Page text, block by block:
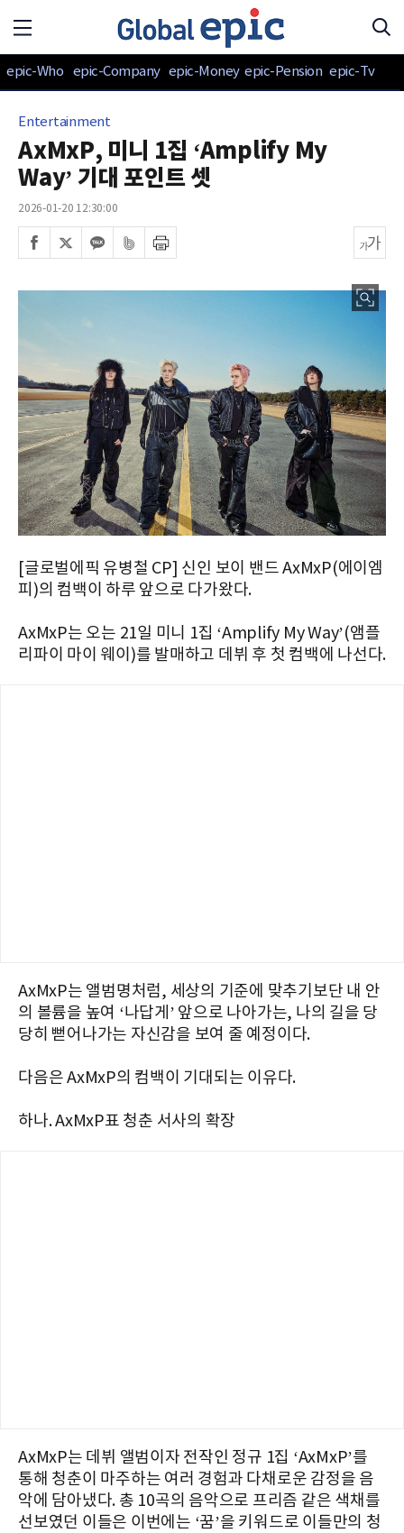
epic-Who epic-Company epic-Money epic-Pension epic-Tv
Entertainment
AxMxP, 미니 1집 ‘Amplify My
Way’ 기대 포인트 셋
2026-01-20 12:30:00
[글로벌에픽 유병철 CP] 신인 보이 밴드 AxMxP(에이엠
피)의 컴백이 하루 앞으로 다가왔다.
AxMxP는 오는 21일 미니 1집 ‘Amplify My Way’(앰플
리파이 마이 웨이)를 발매하고 데뷔 후 첫 컴백에 나선다.
AxMxP는 앨범명처럼, 세상의 기준에 맞추기보단 내 안
의 볼륨을 높여 ‘나답게’ 앞으로 나아가는, 나의 길을 당
당히 뻗어나가는 자신감을 보여 줄 예정이다.
다음은 AxMxP의 컴백이 기대되는 이유다.
하나. AxMxP표 청춘 서사의 확장
AxMxP는 데뷔 앨범이자 전작인 정규 1집 ‘AxMxP’를
통해 청춘이 마주하는 여러 경험과 다채로운 감정을 음
악에 담아냈다. 총 10곡의 음악으로 프리즘 같은 색채를
선보였던 이들은 이번에는 ‘꿈’을 키워드로 이들만의 청